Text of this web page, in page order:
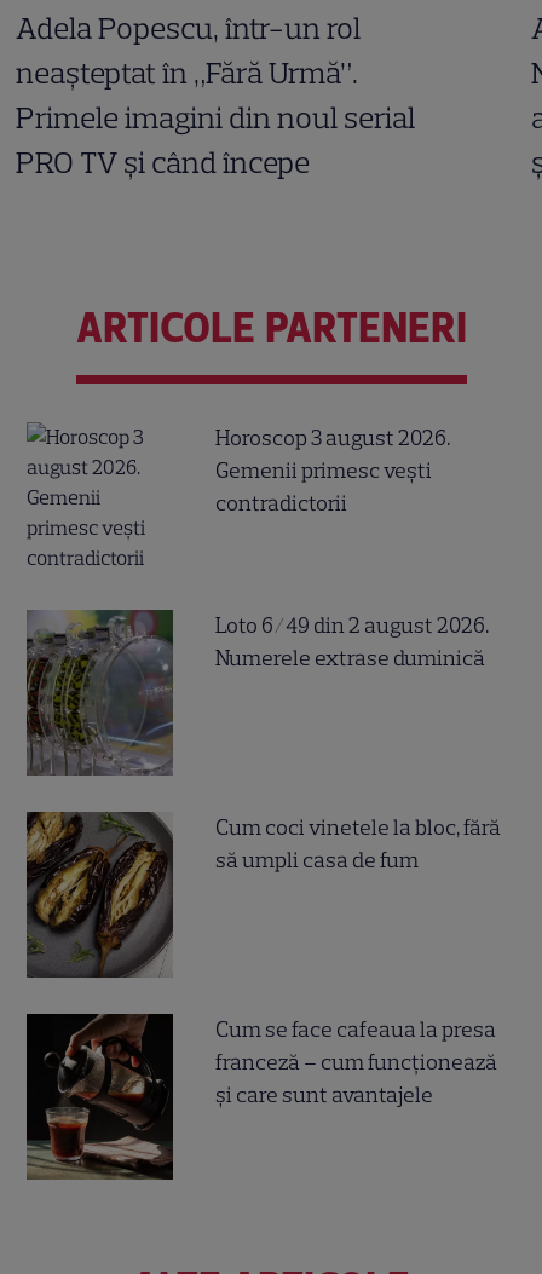
Adela Popescu, într-un rol
neașteptat în „Fără Urmă”.
Primele imagini din noul serial
PRO TV și când începe
ARTICOLE PARTENERI
Horoscop 3 august 2026.
Gemenii primesc vești
contradictorii
Loto 6/49 din 2 august 2026.
Numerele extrase duminică
Cum coci vinetele la bloc, fără
să umpli casa de fum
Cum se face cafeaua la presa
franceză – cum funcționează
și care sunt avantajele